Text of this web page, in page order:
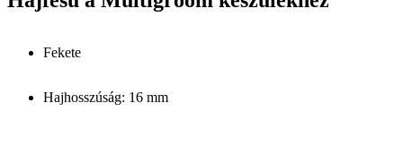
Fekete
Hajhosszúság: 16 mm